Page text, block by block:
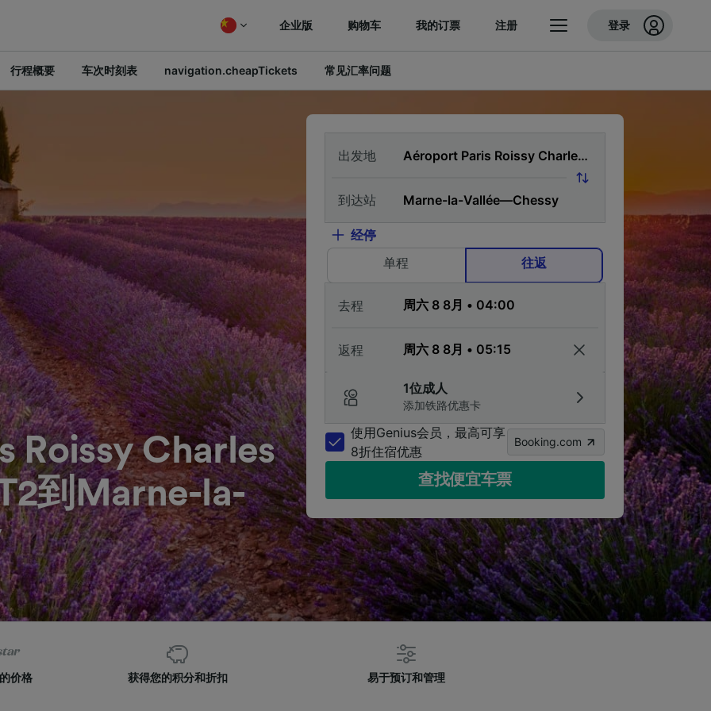
企业版 购物车 我的订票 注册 登录
行程概要 车次时刻表 navigation.cheapTickets 常见汇率问题
Roissy Charles
到Marne-la-
出发地
到达站
经停
单程
往返
去程
返程
1位成人
添加铁路优惠卡
使用Genius会员，最高可享
8折住宿优惠
Booking.com
查找便宜车票
价格 获得您的积分和折扣 易于预订和管理